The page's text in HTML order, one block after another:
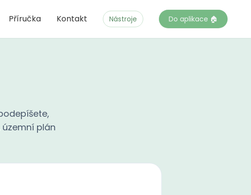
Příručka Kontakt Nástroje Do aplikace 🏠
plán